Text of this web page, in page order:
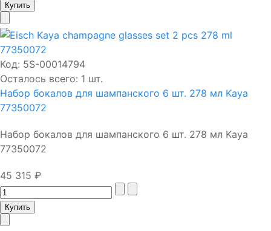
Код: 5S-00014794
Осталось всего: 1 шт.
Набор бокалов для шампанского 6 шт. 278 мл Kaya
77350072
Набор бокалов для шампанского 6 шт. 278 мл Kaya
77350072
45 315 ₽